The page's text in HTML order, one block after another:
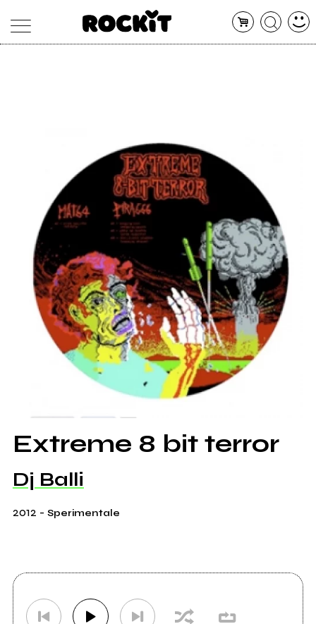
RADIO
Extreme 8 bit terror
Dj Balli
2012 - Sperimentale